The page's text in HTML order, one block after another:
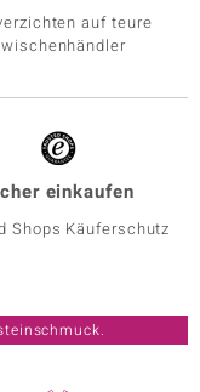
auf teure
einkaufen
Shops Käuferschutz